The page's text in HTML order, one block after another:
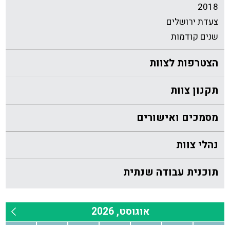
2018
צעדת ירושלים
שנים קודמות
הצטרפות לצוות
תקנון צוות
מסמכים ואישורים
נהלי צוות
תוכנית עבודה שנתית